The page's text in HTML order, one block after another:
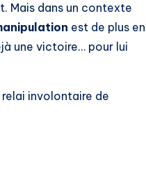
Mais dans un contexte
est de plus en
une victoire… pour lui
involontaire de